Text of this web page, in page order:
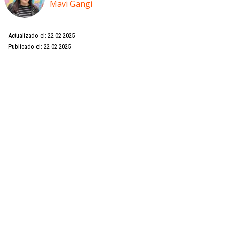
Mavi Gangi
Actualizado el: 22-02-2025
Publicado el: 22-02-2025